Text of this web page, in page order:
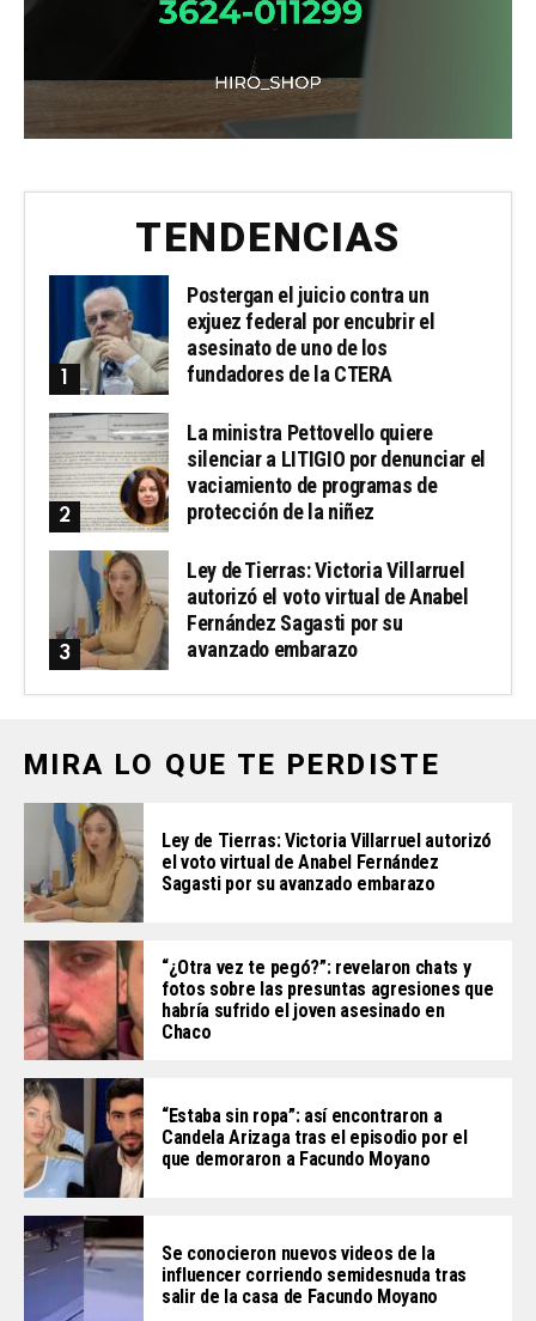
TENDENCIAS
Postergan el juicio contra un
exjuez federal por encubrir el
asesinato de uno de los
fundadores de la CTERA
La ministra Pettovello quiere
silenciar a LITIGIO por denunciar el
vaciamiento de programas de
protección de la niñez
Ley de Tierras: Victoria Villarruel
autorizó el voto virtual de Anabel
Fernández Sagasti por su
avanzado embarazo
MIRA LO QUE TE PERDISTE
Ley de Tierras: Victoria Villarruel autorizó
el voto virtual de Anabel Fernández
Sagasti por su avanzado embarazo
“¿Otra vez te pegó?”: revelaron chats y
fotos sobre las presuntas agresiones que
habría sufrido el joven asesinado en
Chaco
“Estaba sin ropa”: así encontraron a
Candela Arizaga tras el episodio por el
que demoraron a Facundo Moyano
Se conocieron nuevos videos de la
influencer corriendo semidesnuda tras
salir de la casa de Facundo Moyano